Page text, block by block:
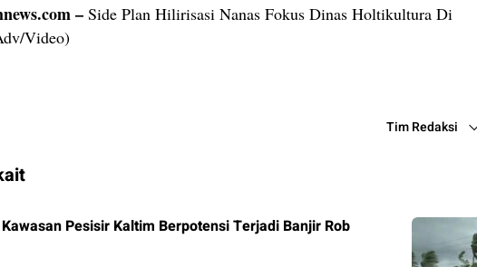
– Side Plan Hilirisasi Nanas Fokus Dinas Holtikultura Di
Video)
Tim Redaksi
Pesisir Kaltim Berpotensi Terjadi Banjir Rob